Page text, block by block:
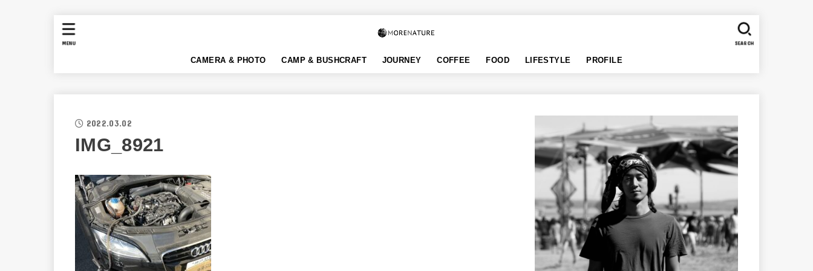
CAMERA & PHOTO CAMP & BUSHCRAFT JOURNEY COFFEE FOOD LIFESTYLE PROFILE
SEARCH
MENU
2022.03.02
IMG_8921